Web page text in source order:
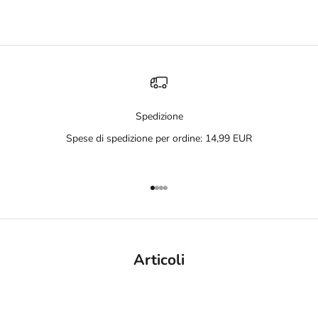
Spedizione
Spese di spedizione per ordine: 14,99 EUR
Vai all'articolo 1
Vai all'articolo 2
Vai all'articolo 3
Vai all'articolo 4
Articoli